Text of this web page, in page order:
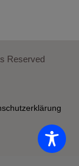
Reserved